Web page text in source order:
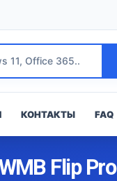
КОНТАКТЫ FAQ
Flip Pro